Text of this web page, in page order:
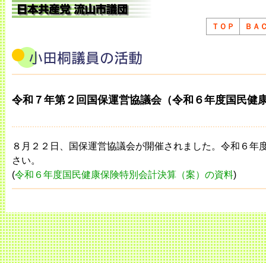
ＴＯＰ ＢＡ
令和７年第２回国保運営協議会（令和６年度国民健
８月２２日、国保運営協議会が開催されました。令和６
さい。
(令和６年度国民健康保険特別会計決算（案）の資料)